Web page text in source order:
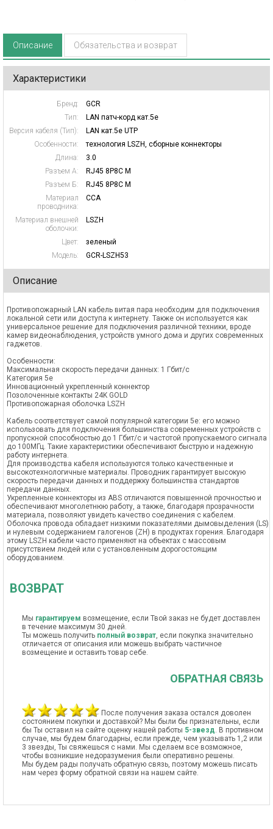
Описание Обязательства и возврат
Характеристики
Бренд:
GCR
Тип:
LAN патч-корд кат.5e
Версия кабеля (Тип):
LAN кат.5e UTP
Особенности:
технология LSZH, cборные коннекторы
Длина:
3.0
Разъем А:
RJ45 8P8C M
Разъем Б:
RJ45 8P8C M
Материал
проводника:
CCA
Материал внешней
оболочки:
LSZH
Цвет:
зеленый
Модель:
GCR-LSZH53
Описание
Противопожарный LAN кабель витая пара необходим для подключения
локальной сети или доступа к интернету. Также он используется как
универсальное решение для подключения различной техники, вроде
камер видеонаблюдения, устройств умного дома и других современных
гаджетов.
Особенности:
Максимальная скорость передачи данных: 1 Гбит/с
Категория 5е
Инновационный укрепленный коннектор
Позолоченные контакты 24K GOLD
Противопожарная оболочка LSZH
Кабель соответствует самой популярной категории 5е: его можно
использовать для подключения большинства современных устройств с
пропускной способностью до 1 Гбит/c и частотой пропускаемого сигнала
до 100МГц. Такие характеристики обеспечивают быструю и надежную
работу интернета.
Для производства кабеля используются только качественные и
высокотехнологичные материалы. Проводник гарантирует высокую
скорость передачи данных и поддержку большинства стандартов
передачи данных.
Укрепленные коннекторы из ABS отличаются повышенной прочностью и
обеспечивают многолетнюю работу, а также, благодаря прозрачности
материала, позволяют увидеть качество соединения с кабелем.
Оболочка провода обладает низкими показателями дымовыделения (LS)
и нулевым содержанием галогенов (ZH) в продуктах горения. Благодаря
этому LSZH кабели часто применяют на объектах с массовым
присутствием людей или с установленным дорогостоящим
оборудованием.
ВОЗВРАТ
Мы гарантируем возмещение, если Твой заказ не будет доставлен
в течение максимум 30 дней.
Ты можешь получить полный возврат, если покупка значительно
отличается от описания или можешь выбрать частичное
возмещение и оставить товар себе.
ОБРАТНАЯ СВЯЗЬ
После получения заказа остался доволен
состоянием покупки и доставкой? Мы были бы признательны, если
бы Ты оставил на сайте оценку нашей работы 5-звезд. В противном
случае, мы будем благодарны, если прежде, чем указывать 1,2 или
3 звезды, Ты свяжешься с нами. Мы сделаем все возможное,
чтобы возникшие недоразумения были оперативно решены.
Мы будем рады получать обратную связь, поэтому можешь писать
нам через форму обратной связи на нашем сайте.